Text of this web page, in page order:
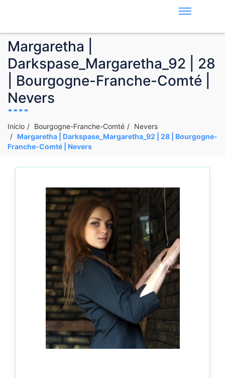
Margaretha |
Darkspase_Margaretha_92 | 28
| Bourgogne-Franche-Comté |
Nevers
Inicio Bourgogne-Franche-Comté
Nevers
Margaretha | Darkspase_Margaretha_92 | 28 | Bourgogne-
Franche-Comté | Nevers